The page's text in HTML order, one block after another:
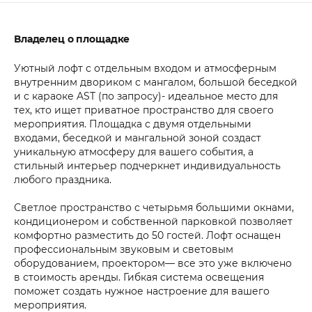
Владелец о площадке
Уютный лофт с отдельным входом и атмосферным
внутренним двориком с мангалом, большой беседкой
и с караоке AST (по запросу)- идеальное место для
тех, кто ищет приватное пространство для своего
мероприятия. Площадка с двумя отдельными
входами, беседкой и мангальной зоной создаст
уникальную атмосферу для вашего события, а
стильный интерьер подчеркнет индивидуальность
любого праздника.
Светлое пространство с четырьмя большими окнами,
кондиционером и собственной парковкой позволяет
комфортно разместить до 50 гостей. Лофт оснащен
профессиональным звуковым и световым
оборудованием, проектором— все это уже включено
в стоимость аренды. Гибкая система освещения
поможет создать нужное настроение для вашего
мероприятия.